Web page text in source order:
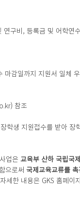
구비, 등록금 및 어학연
마감일까지 지원서 일체
참조
학생 지원접수를 받아 장
업은 교육부 산하 국립국
으로써 국제교육교류를 촉
세한 내용은 GKS 홈페이